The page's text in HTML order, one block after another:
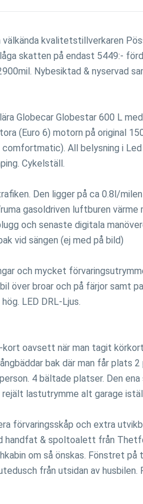
kvalitetstillverkaren
låga skatten på endast 5449:-
Nybesiktad & nyservad
Globecar Globestar 600 L
(Euro 6) motorn på original
All belysning i
Cykelställ.
Den ligger på ca 0.8l/
gasoldriven luftburen
och senaste digitala
vid sängen (ej med på bild)
och mycket
över broar och på färjor samt
LED DRL-Ljus.
kort oavsett när man tagit
bak där man får plats
4 bältade platser. Den
lastutrymme alt garage
förvaringsskåp och extra
handfat & spoltoalett från
om så önskas. Fönstret
från utsidan av husbilen.